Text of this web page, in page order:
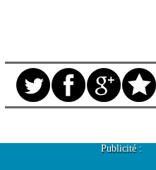
Publicité :